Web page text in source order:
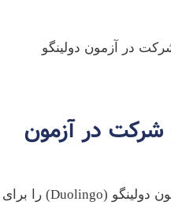
شرکت در آزمون
ما قصد داریم همه چیز درباره آزمون دولینگو (Duolingo) را برای